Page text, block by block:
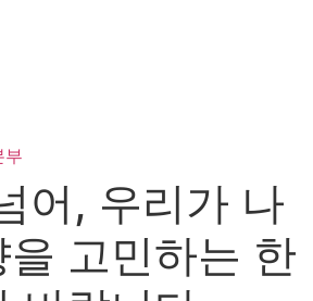
부
어, 우리가 나
고민하는 한